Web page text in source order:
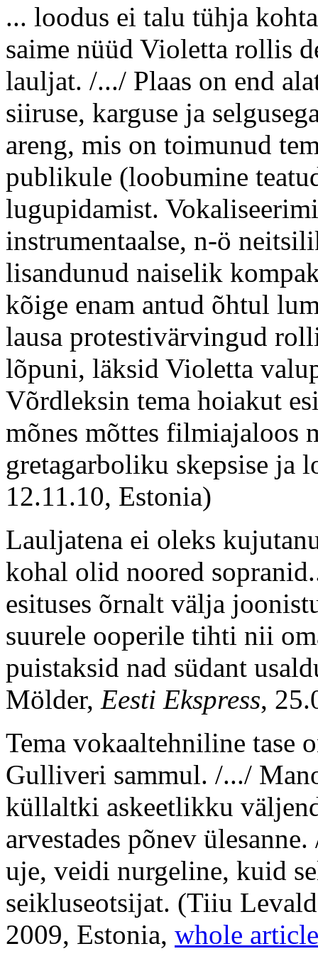
... loodus ei talu tühja
saime nüüd Violetta rollis
lauljat. /.../ Plaas on end
siiruse, karguse ja
areng, mis on toimunud
publikule (loobumine
lugupidamist.
instrumentaalse, n-ö
lisandunud naiselik
kõige enam antud õhtul
lausa protestivärvingud
lõpuni, läksid Violetta
Võrdleksin tema hoiakut
mõnes mõttes filmiajaloos
gretagarboliku skepsise ja
12.11.10, Estonia)
Lauljatena ei oleks
kohal olid noored
esituses õrnalt välja
suurele ooperile tihti nii
puistaksid nad südant
Mölder, Eesti Ekspress,
Tema vokaaltehniline tase
Gulliveri sammul. /.../
küllaltki askeetlikku
arvestades põnev
uje, veidi nurgeline, kuid
seikluseotsijat. (Tiiu
2009, Estonia, whole article